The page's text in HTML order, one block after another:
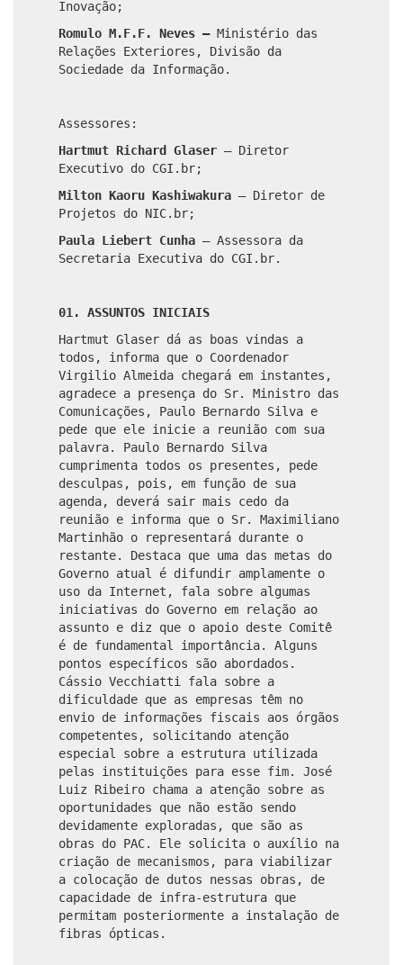
Inovação;
Romulo M.F.F. Neves – Ministério das
Relações Exteriores, Divisão da
Sociedade da Informação.
Assessores:
Hartmut Richard Glaser – Diretor
Executivo do CGI.br;
Milton Kaoru Kashiwakura – Diretor de
Projetos do NIC.br;
Paula Liebert Cunha – Assessora da
Secretaria Executiva do CGI.br.
01. ASSUNTOS INICIAIS
Hartmut Glaser dá as boas vindas a
todos, informa que o Coordenador
Virgilio Almeida chegará em instantes,
agradece a presença do Sr. Ministro das
Comunicações, Paulo Bernardo Silva e
pede que ele inicie a reunião com sua
palavra. Paulo Bernardo Silva
cumprimenta todos os presentes, pede
desculpas, pois, em função de sua
agenda, deverá sair mais cedo da
reunião e informa que o Sr. Maximiliano
Martinhão o representará durante o
restante. Destaca que uma das metas do
Governo atual é difundir amplamente o
uso da Internet, fala sobre algumas
iniciativas do Governo em relação ao
assunto e diz que o apoio deste Comitê
é de fundamental importância. Alguns
pontos específicos são abordados.
Cássio Vecchiatti fala sobre a
dificuldade que as empresas têm no
envio de informações fiscais aos órgãos
competentes, solicitando atenção
especial sobre a estrutura utilizada
pelas instituições para esse fim. José
Luiz Ribeiro chama a atenção sobre as
oportunidades que não estão sendo
devidamente exploradas, que são as
obras do PAC. Ele solicita o auxílio na
criação de mecanismos, para viabilizar
a colocação de dutos nessas obras, de
capacidade de infra-estrutura que
permitam posteriormente a instalação de
fibras ópticas.